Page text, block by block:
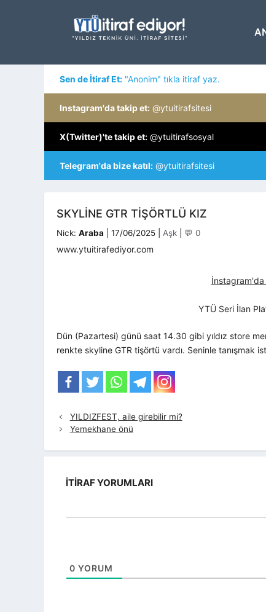
Sen de İtiraf Et: "Anonim" tıkla itiraf yaz.
Instagram'da takip et: @ytuitirafsitesi
X(Twitter)'te takip et: @ytuitirafsosyal
Telegram'da bize katıl: @ytuitirafsitesi
SKYLINE GTR TIŞÖRTLÜ KIZ
Nick: Araba 17/06/2025 Kategoriler
Aşk 💬 0
www.ytuitirafediyor.com
YTÜ Seri İlan
Dün (Pazartesi) günü saat 14.30 gibi yıldız store
renkte skyline GTR tişörtü vardı. Seninle tanışmak
YILDIZFEST, aile girebilir mi?
Yemekhane önü
İTIRAF YORUMLARI
0 YORUM